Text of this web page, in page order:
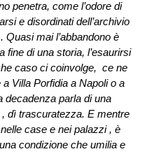
penetra, come l’odore di
e disordinati dell’archivio
Quasi mai l’abbandono è
fine di una storia, l’esaurirsi
caso ci coinvolge, ce ne
Villa Porfidia a Napoli o a
decadenza parla di una
dì trascuratezza. E mentre
case e nei palazzi , è
condizione che umilia e